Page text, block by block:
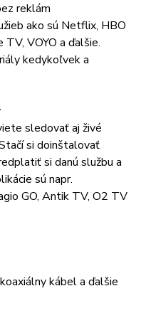
reklám
ako sú Netflix, HBO
VOYO a ďalšie.
kedykoľvek a
sledovať aj živé
si doinštalovať
si danú službu a
sú napr.
GO, Antik TV, O2 TV
kábel a ďalšie